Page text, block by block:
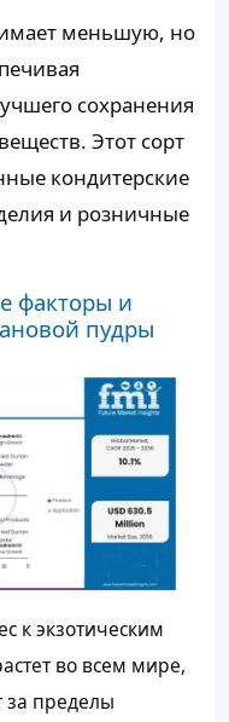
меньшую, но
сохранения
Этот сорт
кондитерские
и розничные
факторы и
пудры
к экзотическим
во всем мире,
за пределы